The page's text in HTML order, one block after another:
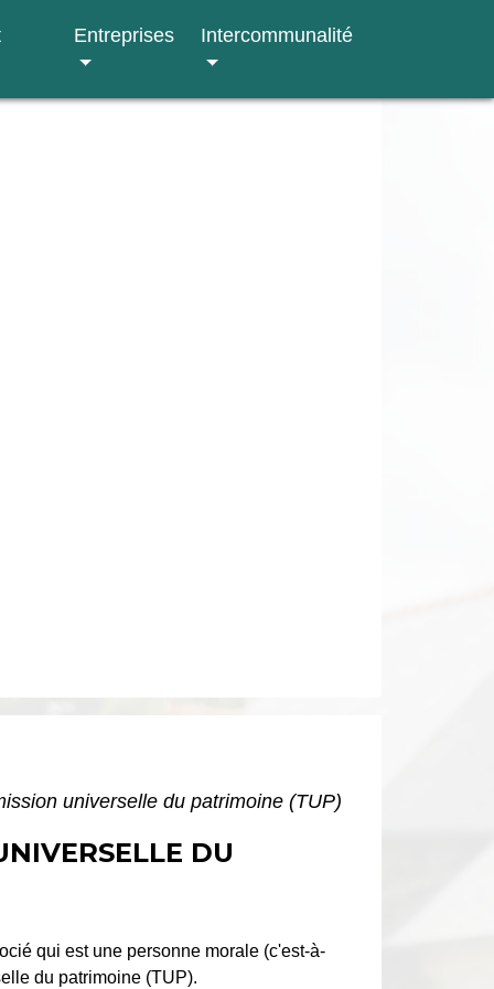
Entreprises Intercommunalité
universelle du patrimoine (TUP)
DU
qui est une personne morale (c'est-à-
du patrimoine (TUP).